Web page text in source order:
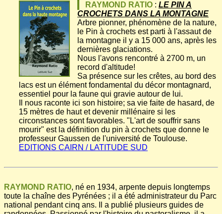
RAYMOND RATIO : LE PIN A
CROCHETS DANS LA MONTAGNE
Arbre pionner, phénomène de la nature,
le Pin à crochets est parti à l'assaut de
la montagne il y a 15 000 ans, après les
dernières glaciations.
Nous l'avons rencontré à 2700 m, un
record d'altitude!
Sa présence sur les crêtes, au bord des
lacs est un élément fondamental du décor montagnard,
essentiel pour la faune qui gravie autour de lui.
Il nous raconte ici son histoire; sa vie faite de hasard, de
15 mètres de haut et devenir millénaire si les
circonstances sont favorables. "L'art de souffrir sans
mourir" est la définition du pin à crochets que donne le
professeur Gaussen de l'université de Toulouse.
EDITIONS CAIRN / LATITUDE SUD
RAYMOND RATIO, né en 1934, arpente depuis longtemps
toute la chaîne des Pyrénées ; il a été administrateur du Parc
national pendant cinq ans. Il a publié plusieurs guides de